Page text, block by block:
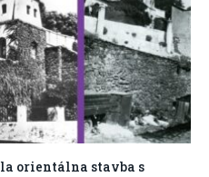
orientálna stavba s